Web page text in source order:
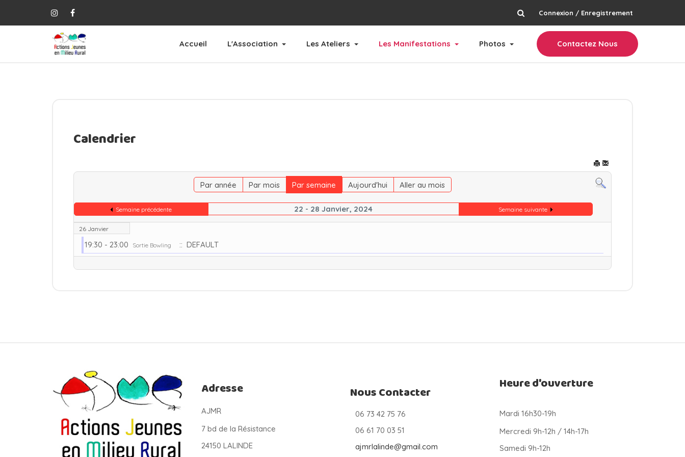
rechercher
Connexion / Enregistrement
Accueil L'Association Les Ateliers Les Manifestations Photos Contactez Nous
Calendrier
Par année Par mois Par semaine Aujourd'hui Aller au mois
Semaine précédente 22 - 28 Janvier, 2024 Semaine suivante
26 Janvier
19:30 - 23:00 Sortie Bowling :: DEFAULT
Adresse
AJMR
7 bd de la Résistance
24150 LALINDE
Nous Contacter
06 73 42 75 76
06 61 70 03 51
ajmrlalinde@gmail.com
Heure d'ouverture
Mardi 16h30-19h
Mercredi 9h-12h / 14h-17h
Samedi 9h-12h